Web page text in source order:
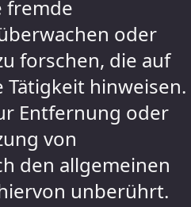
fremde
oder
forschen, die auf
hinweisen.
Entfernung oder
von
den allgemeinen
unberührt.